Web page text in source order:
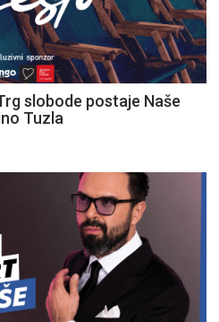
slobode postaje Naše
Tuzla